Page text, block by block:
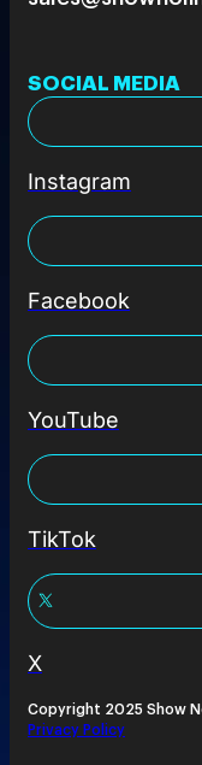
SOCIAL MEDIA
Instagram
Facebook
YouTube
TikTok
X
Copyright 2025 Show
Privacy Policy